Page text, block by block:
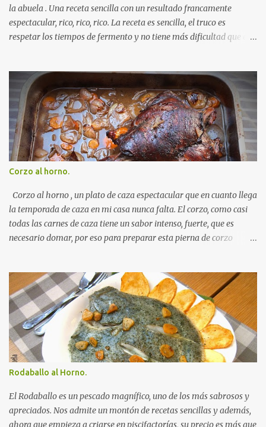
la abuela . Una receta sencilla con un resultado francamente
espectacular, rico, rico, rico. La receta es sencilla, el truco es
respetar los tiempos de fermento y no tiene más dificultad que esa
utilizarlo para otras recetas como tostas o picatostes.
INGREDIENTES para un Pan Casero: 850 Gr de Harina . 550 Gr de
Agua . Levadura de panadería, más o menos 50 Gr. ( preguntad en
la panadería que hay levaduras más potentes) Una cucharadita de
sal . RECETA para un Pan Casero: Mezclamos la harina con la sal y
la volcamos sobre una mesa plana ( para amasar ) Disolvemos la
levadura en el agua y poco a poco la agregamos a la harina (ya
mezclados y la masa ya no se nos pegue a los dedos amasamos
durante 10 minu...
Corzo al horno.
Corzo al horno , un plato de caza espectacular que en cuanto llega
la temporada de caza en mi casa nunca falta. El corzo, como casi
todas las carnes de caza tiene un sabor intenso, fuerte, que es
necesario domar, por eso para preparar esta pierna de corzo
muy rico una carne tierna, fileteada, que llenará vuestra mesa de
aplausos en una ocasión especial. Ingredientes para preparar una
pierna de corzo al horno: 1 pierna de corzo. 2 zanahorias. 2
cebollas. 1 copa de brandy. 1 litro de vino tinto. 1 hoja de laurel. 1
cucharada de tomillo. 1 cucharadita de nuez moscada. Pimienta
negra. Aceite de oliva. Sal. Receta para preparar una pierna de
corzo al horno: Colocamos la pierna de corzo, limpia, en una
moscada y cubrimos con el vino tinto y el brandy. Agregamos la
cebolla y las za...
Rodaballo al Horno.
El Rodaballo es un pescado magnífico, uno de los más sabrosos y
apreciados. Nos admite un montón de recetas sencillas y además,
ahora que empieza a criarse en piscifactorías, su precio es más que